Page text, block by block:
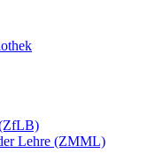
Lehre (ZMML)